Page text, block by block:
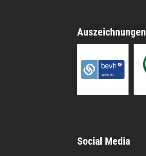
Auszeichnungen
Social Media